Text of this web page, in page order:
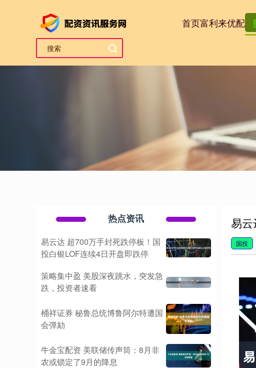
首页富利来优配
易
国投
热点资讯
易云达 超700万手封死跌停板！国
投白银LOF连续4日开盘即跌停
策略集中盈 美股深夜跳水，突发急
跌，投资者速看
桶祥证券 秘鲁总统博鲁阿尔特遭国
会弹劾
牛金宝配资 美联储传声筒：8月非
农或锁定了9月的降息